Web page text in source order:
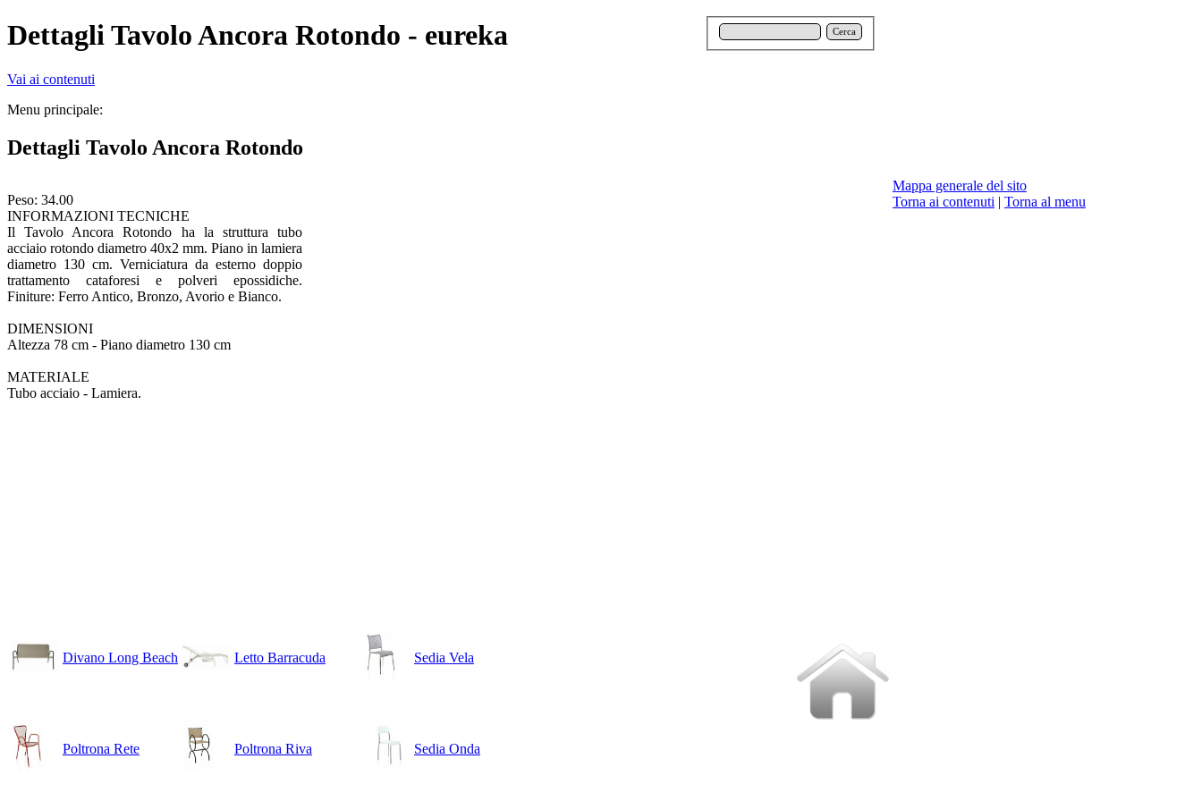
Dettagli Tavolo Ancora Rotondo - eureka Cerca
Vai ai contenuti
Menu principale:
Dettagli Tavolo Ancora Rotondo
Peso: 34.00
INFORMAZIONI TECNICHE
Il Tavolo Ancora Rotondo ha la struttura tubo
acciaio rotondo diametro 40x2 mm. Piano in lamiera
diametro 130 cm. Verniciatura da esterno doppio
trattamento cataforesi e polveri epossidiche.
Finiture: Ferro Antico, Bronzo, Avorio e Bianco.
DIMENSIONI
Altezza 78 cm - Piano diametro 130 cm
MATERIALE
Tubo acciaio - Lamiera.
Divano Long Beach Letto Barracuda Sedia Vela
Poltrona Rete Poltrona Riva Sedia Onda
Mappa generale del sito
Torna ai contenuti | Torna al menu